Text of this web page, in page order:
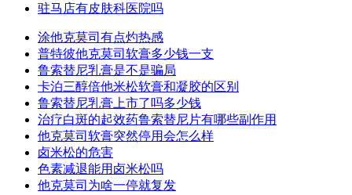
驻马店有皮肤科医院吗
涂他克莫司有点灼热感
普特彼他克莫司软膏多少钱一支
鲁索替尼乳膏是不是骗局
卡泊三醇倍他米松软膏和凝胶的区别
鲁索替尼乳膏上市了吗多少钱
治疗白斑的起效药鲁索替尼片有哪些副作用
他克莫司软膏突然停用会怎么样
卤米松的危害
色素减退能用卤米松吗
他克莫司为啥一停就复发